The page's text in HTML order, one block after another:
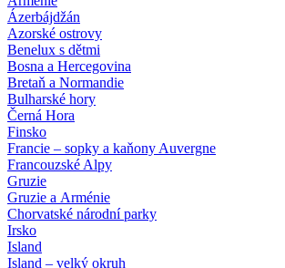
Ázerbájdžán
Azorské ostrovy
Benelux s dětmi
Bosna a Hercegovina
Bretaň a Normandie
Bulharské hory
Černá Hora
Finsko
Francie – sopky a kaňony Auvergne
Francouzské Alpy
Gruzie
Gruzie a Arménie
Chorvatské národní parky
Irsko
Island
Island – velký okruh